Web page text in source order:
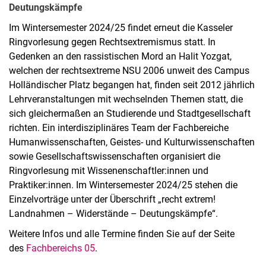
Deutungskämpfe
Im Wintersemester 2024/25 findet erneut die Kasseler
Ringvorlesung gegen Rechtsextremismus statt. In
Gedenken an den rassistischen Mord an Halit Yozgat,
welchen der rechtsextreme NSU 2006 unweit des Campus
Holländischer Platz begangen hat, finden seit 2012 jährlich
Lehrveranstaltungen mit wechselnden Themen statt, die
sich gleichermaßen an Studierende und Stadtgesellschaft
richten. Ein interdisziplinäres Team der Fachbereiche
Humanwissenschaften, Geistes- und Kulturwissenschaften
sowie Gesellschaftswissenschaften organisiert die
Ringvorlesung mit Wissenenschaftler:innen und
Praktiker:innen. Im Wintersemester 2024/25 stehen die
Einzelvorträge unter der Überschrift „recht extrem!
Landnahmen – Widerstände – Deutungskämpfe“.
Weitere Infos und alle Termine finden Sie auf der Seite
des Fachbereichs 05.